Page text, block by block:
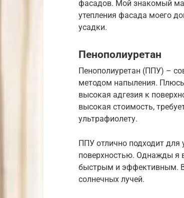
фасадов. Мой знакомый
утепления фасада моего
усадки.
Пенополиуретан
Пенополиуретан (ППУ) –
методом напыления.
высокая адгезия к
высокая стоимость,
ультрафиолету.
ППУ отлично подходит для
поверхностью. Однажды я
быстрым и эффективным.
солнечных лучей.